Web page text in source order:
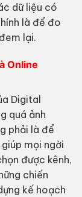
dữ liệu có
là để đo
lại.
Online
Digital
quá ảnh
phải là để
mọi ngời
được kênh,
chiến
kế hoạch